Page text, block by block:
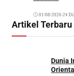
01/08/2026•24
Artikel Terbaru
Dunia